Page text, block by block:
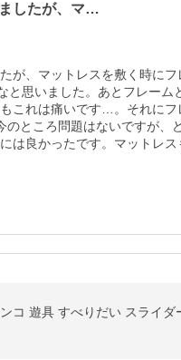
したが、マ…
が、マットレスを敷く時に
と思いました。あとフレーム
これは痛いです…。それに
のところ問題はないですが、
は良かったです。マットレ
コ 遊具 すべりだい スライ